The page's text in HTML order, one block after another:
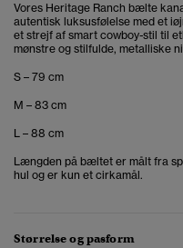
Vores Heritage Ranch bælte
autentisk luksusfølelse med et
et strejf af smart cowboy-stil til
mønstre og stilfulde, metalliske
S – 79 cm
M – 83 cm
L – 88 cm
Længden på bæltet er målt fra
hul og er kun et cirkamål.
Størrelse og pasform